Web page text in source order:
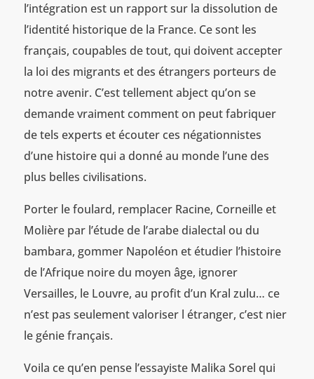
l’intégration est un rapport sur la dissolution de
l’identité historique de la France. Ce sont les
français, coupables de tout, qui doivent accepter
la loi des migrants et des étrangers porteurs de
notre avenir. C’est tellement abject qu’on se
demande vraiment comment on peut fabriquer
de tels experts et écouter ces négationnistes
d’une histoire qui a donné au monde l’une des
plus belles civilisations.
Porter le foulard, remplacer Racine, Corneille et
Molière par l’étude de l’arabe dialectal ou du
bambara, gommer Napoléon et étudier l’histoire
de l’Afrique noire du moyen âge, ignorer
Versailles, le Louvre, au profit d’un Kral zulu… ce
n’est pas seulement valoriser l étranger, c’est nier
le génie français.
Voila ce qu’en pense l’essayiste Malika Sorel qui